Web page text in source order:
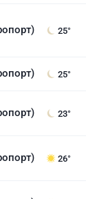
25°
25°
23°
26°